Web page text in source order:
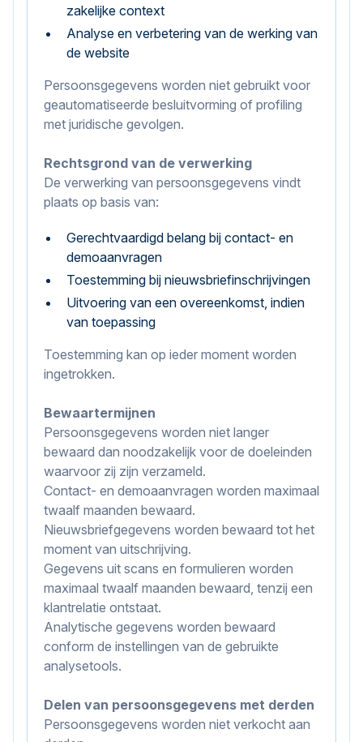
zakelijke context
Analyse en verbetering van de werking van
de website
Persoonsgegevens worden niet gebruikt voor
geautomatiseerde besluitvorming of profiling
met juridische gevolgen.
Rechtsgrond van de verwerking
De verwerking van persoonsgegevens vindt
plaats op basis van:
Gerechtvaardigd belang bij contact- en
demoaanvragen
Toestemming bij nieuwsbriefinschrijvingen
Uitvoering van een overeenkomst, indien
van toepassing
Toestemming kan op ieder moment worden
ingetrokken.
Bewaartermijnen
Persoonsgegevens worden niet langer
bewaard dan noodzakelijk voor de doeleinden
waarvoor zij zijn verzameld.
Contact- en demoaanvragen worden maximaal
twaalf maanden bewaard.
Nieuwsbriefgegevens worden bewaard tot het
moment van uitschrijving.
Gegevens uit scans en formulieren worden
maximaal twaalf maanden bewaard, tenzij een
klantrelatie ontstaat.
Analytische gegevens worden bewaard
conform de instellingen van de gebruikte
analysetools.
Delen van persoonsgegevens met derden
Persoonsgegevens worden niet verkocht aan